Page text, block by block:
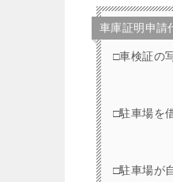
車庫証明申請
□車検証の
□駐車場を
□駐車場が